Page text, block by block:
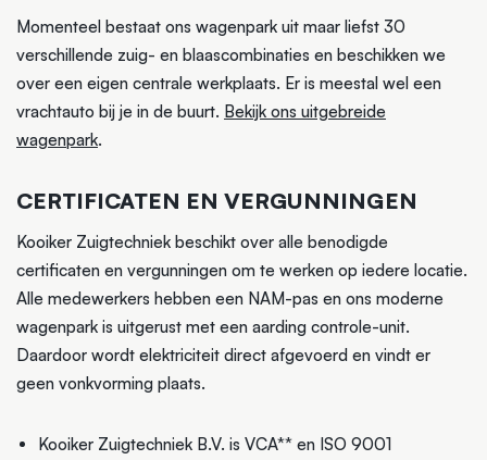
Momenteel bestaat ons wagenpark uit maar liefst 30
verschillende zuig- en blaascombinaties en beschikken we
over een eigen centrale werkplaats. Er is meestal wel een
vrachtauto bij je in de buurt. Bekijk ons uitgebreide
wagenpark.
CERTIFICATEN EN VERGUNNINGEN
Kooiker Zuigtechniek beschikt over alle benodigde
certificaten en vergunningen om te werken op iedere locatie.
Alle medewerkers hebben een NAM-pas en ons moderne
wagenpark is uitgerust met een aarding controle-unit.
Daardoor wordt elektriciteit direct afgevoerd en vindt er
geen vonkvorming plaats.
Kooiker Zuigtechniek B.V. is VCA** en ISO 9001